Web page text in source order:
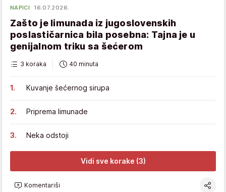
NAPICI 16.07.2026.
Zašto je limunada iz jugoslovenskih
poslastičarnica bila posebna: Tajna je u
genijalnom triku sa šećerom
3 koraka 40 minuta
Kuvanje šećernog sirupa
Priprema limunade
Neka odstoji
Vidi sve korake (3)
Komentariši